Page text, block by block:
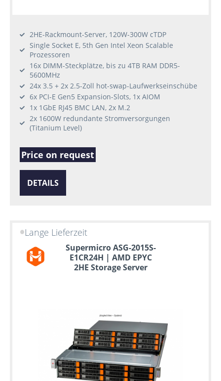
2HE-Rackmount-Server, 120W-300W cTDP
Single Socket E, 5th Gen Intel Xeon Scalable
Prozessoren
16x DIMM-Steckplätze, bis zu 4TB RAM DDR5-
5600MHz
24x 3.5 + 2x 2.5-Zoll hot-swap-Laufwerkseinschübe
6x PCI-E Gen5 Expansion-Slots, 1x AIOM
1x 1GbE RJ45 BMC LAN, 2x M.2
2x 1600W redundante Stromversorgungen
(Titanium Level)
Price on request
DETAILS
Lange Lieferzeit
Supermicro ASG-2015S-
E1CR24H | AMD EPYC
2HE Storage Server